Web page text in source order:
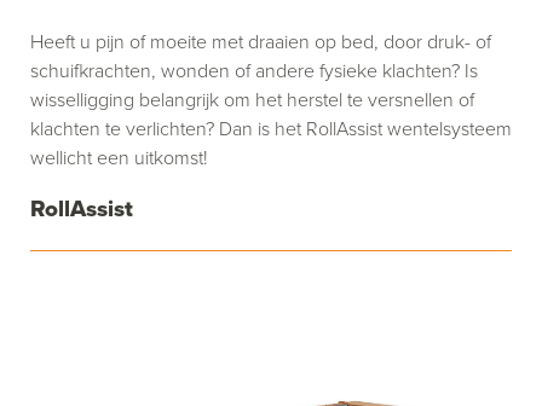
RollAssist
Heeft u pijn of moeite met draaien op bed, door druk- of
schuifkrachten, wonden of andere fysieke klachten? Is
wisselligging belangrijk om het herstel te versnellen of
klachten te verlichten? Dan is het RollAssist wentelsysteem
wellicht een uitkomst!